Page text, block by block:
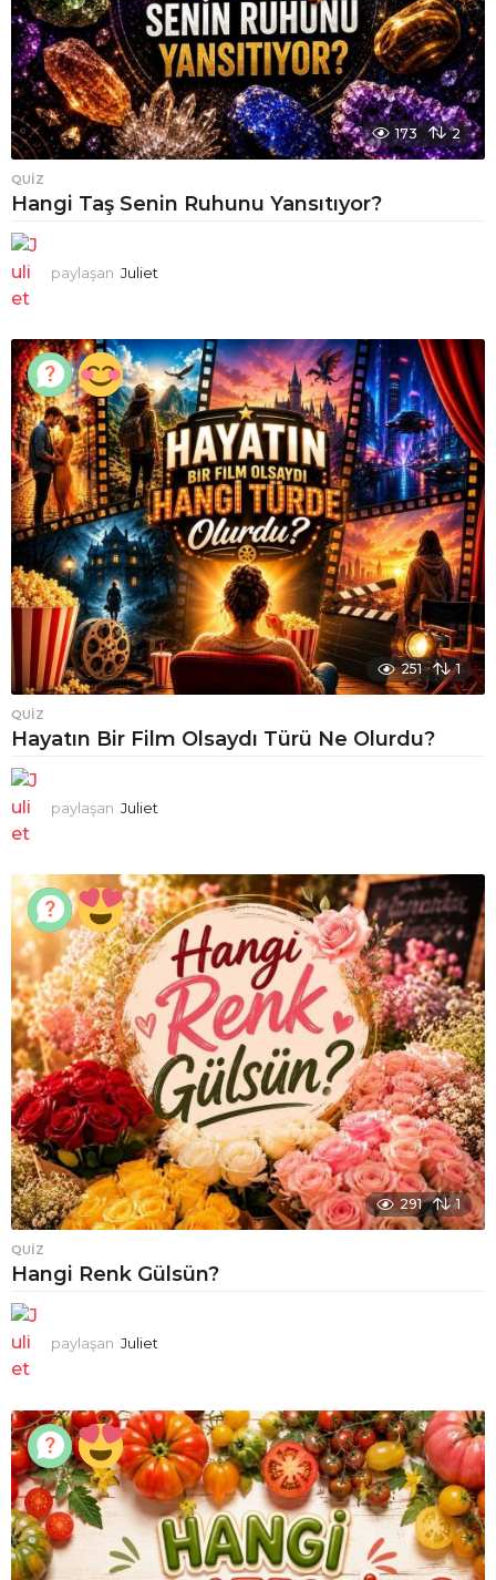
173 2
QUIZ
Hangi Taş Senin Ruhunu Yansıtıyor?
paylaşan Juliet
251 1
QUIZ
Hayatın Bir Film Olsaydı Türü Ne Olurdu?
paylaşan Juliet
291 1
QUIZ
Hangi Renk Gülsün?
paylaşan Juliet